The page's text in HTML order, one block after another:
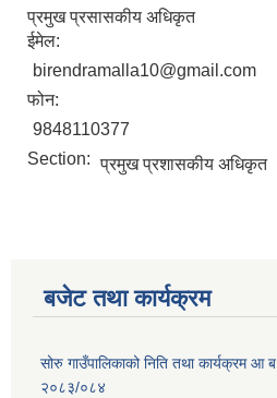
प्रमुख प्रसासकीय अधिकृत
ईमेल:
birendramalla10@gmail.com
फोन:
9848110377
Section: प्रमुख प्रशासकीय अधिकृत
बजेट तथा कार्यक्रम
सोरु गाउँपालिकाको निति तथा कार्यक्रम आ ब
२०८३/०८४